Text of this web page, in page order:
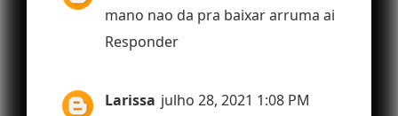
mano nao da pra baixar arruma ai
Responder
Larissa julho 28, 2021 1:08 PM